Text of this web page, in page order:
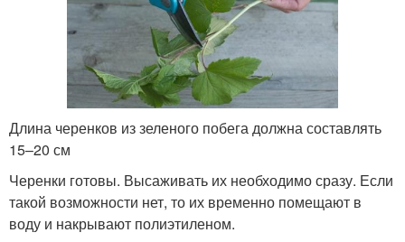
Длина черенков из зеленого побега должна составлять
15–20 см
Черенки готовы. Высаживать их необходимо сразу. Если
такой возможности нет, то их временно помещают в
воду и накрывают полиэтиленом.